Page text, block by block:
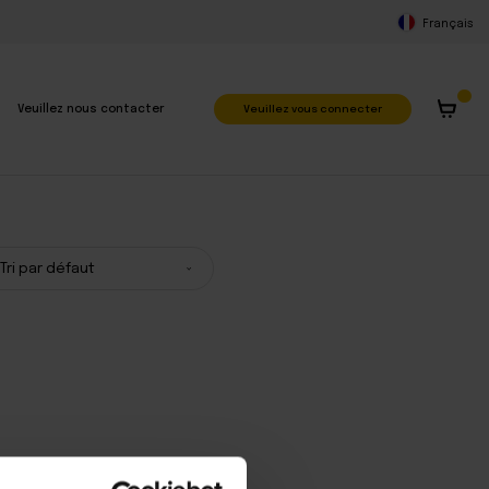
Veuillez nous contacter
Français
Veuillez vous connecter